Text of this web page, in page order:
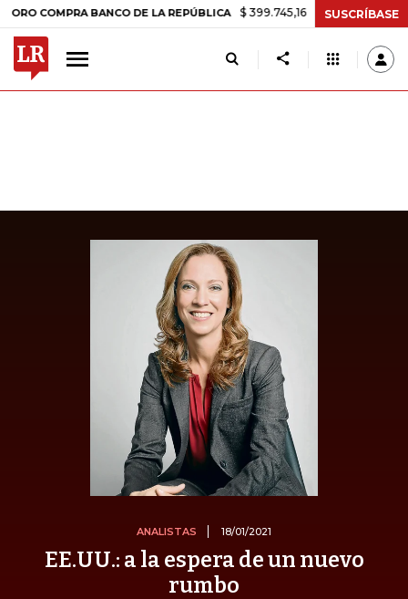
BANCO DE LA REPÚBLICA $ 399.745,16 +$ 2.295,71 +0,58%
SUSCRÍBASE
ANALISTAS 18/01/2021
EE.UU.: a la espera de un nuevo
rumbo